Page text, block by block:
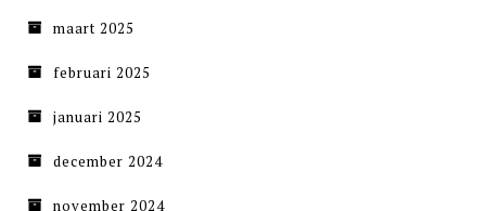
maart 2025
februari 2025
januari 2025
december 2024
november 2024